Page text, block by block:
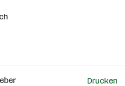
Drucken